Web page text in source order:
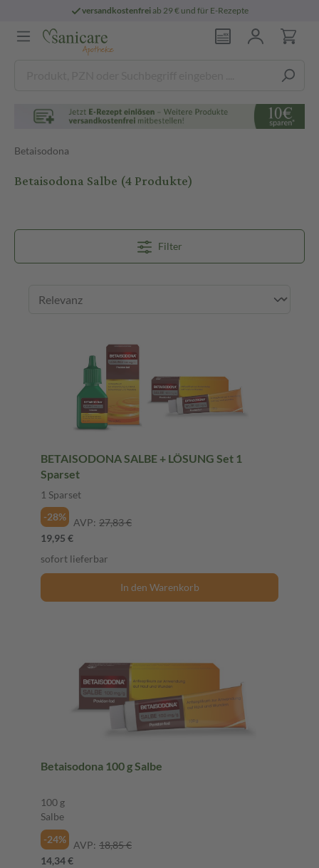
versandkostenfreiab 29 € und für E-Rezepte
Betaisodona
Betaisodona Salbe (4 Produkte)
Filter
BETAISODONA SALBE + LÖSUNG Set 1
Sparset
1 Sparset
-28%
AVP: 27,83 €
19,95 €
sofort lieferbar
In den Warenkorb
Betaisodona 100 g Salbe
100 g
Salbe
-24%
AVP: 18,85 €
14,34 €